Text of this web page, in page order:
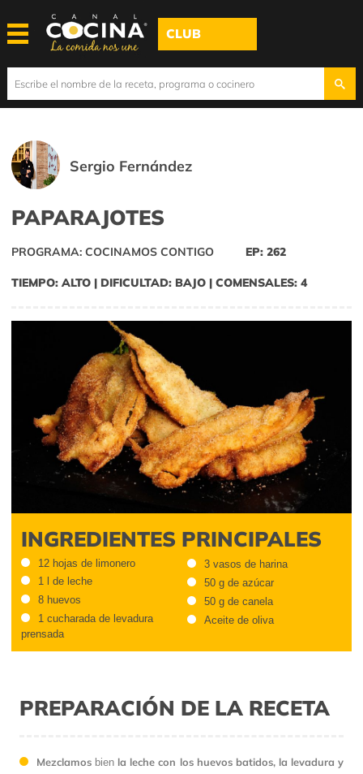
CLUB
Sergio Fernández
PAPARAJOTES
PROGRAMA: COCINAMOS CONTIGO EP: 262
TIEMPO: ALTO | DIFICULTAD: BAJO | COMENSALES: 4
INGREDIENTES PRINCIPALES
12 hojas de limonero
1 l de leche
8 huevos
1 cucharada de levadura
prensada
3 vasos de harina
50 g de azúcar
50 g de canela
Aceite de oliva
PREPARACIÓN DE LA RECETA
Mezclamos bien la leche con los huevos batidos, la levadura y